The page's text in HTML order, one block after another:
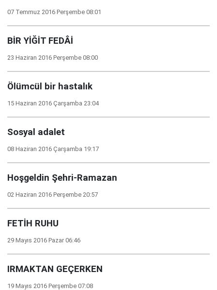
07 Temmuz 2016 Perşembe 08:01
BİR YİĞİT FEDÂİ
23 Haziran 2016 Perşembe 08:00
Ölümcül bir hastalık
15 Haziran 2016 Çarşamba 23:04
Sosyal adalet
08 Haziran 2016 Çarşamba 19:17
Hoşgeldin Şehri-Ramazan
02 Haziran 2016 Perşembe 20:57
FETİH RUHU
29 Mayıs 2016 Pazar 06:46
IRMAKTAN GEÇERKEN
19 Mayıs 2016 Perşembe 07:08